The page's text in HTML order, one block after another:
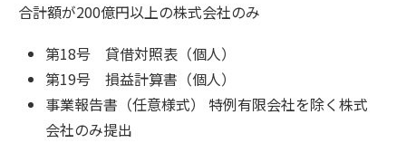
合計額が200億円以上の株式会社のみ
第18号 貸借対照表（個人）
第19号 損益計算書（個人）
事業報告書（任意様式） 特例有限会社を除く株式
会社のみ提出